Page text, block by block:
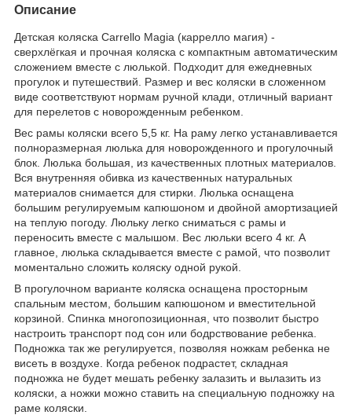
Описание
Детская коляска Carrello Magia (каррелло магия) -
сверхлёгкая и прочная коляска с компактным автоматическим
сложением вместе с люлькой. Подходит для ежедневных
прогулок и путешествий. Размер и вес коляски в сложенном
виде соответствуют нормам ручной клади, отличный вариант
для перелетов с новорожденным ребенком.
Вес рамы коляски всего 5,5 кг. На раму легко устанавливается
полноразмерная люлька для новорожденного и прогулочный
блок. Люлька большая, из качественных плотных материалов.
Вся внутренняя обивка из качественных натуральных
материалов снимается для стирки. Люлька оснащена
большим регулируемым капюшоном и двойной амортизацией
на теплую погоду. Люльку легко сниматься с рамы и
переносить вместе с малышом. Вес люльки всего 4 кг. А
главное, люлька складывается вместе с рамой, что позволит
моментально сложить коляску одной рукой.
В прогулочном варианте коляска оснащена просторным
спальным местом, большим капюшоном и вместительной
корзиной. Спинка многопозиционная, что позволит быстро
настроить транспорт под сон или бодрствование ребенка.
Подножка так же регулируется, позволяя ножкам ребенка не
висеть в воздухе. Когда ребенок подрастет, складная
подножка не будет мешать ребенку залазить и вылазить из
коляски, а ножки можно ставить на специальную подножку на
раме коляски.